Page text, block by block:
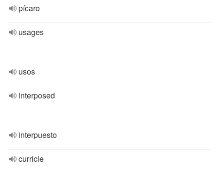
pícaro
usages
usos
interposed
interpuesto
curricle